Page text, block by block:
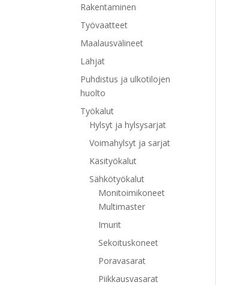
Rakentaminen
Työvaatteet
Maalausvälineet
Lahjat
Puhdistus ja ulkotilojen
huolto
Työkalut
Hylsyt ja hylsysarjat
Voimahylsyt ja sarjat
Käsityökalut
Sähkötyökalut
Monitoimikoneet
Multimaster
Imurit
Sekoituskoneet
Poravasarat
Piikkausvasarat